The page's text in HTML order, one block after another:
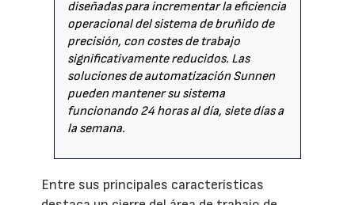
diseñadas para incrementar la eficiencia
operacional del sistema de bruñido de
precisión, con costes de trabajo
significativamente reducidos. Las
soluciones de automatización Sunnen
pueden mantener su sistema
funcionando 24 horas al día, siete días a
la semana.
Entre sus principales características